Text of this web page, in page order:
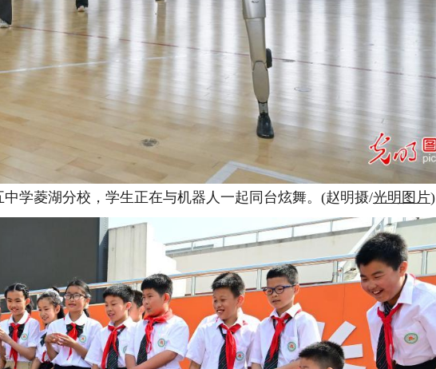
学菱湖分校，学生正在与机器人一起同台炫舞。(赵明摄/光明图片)